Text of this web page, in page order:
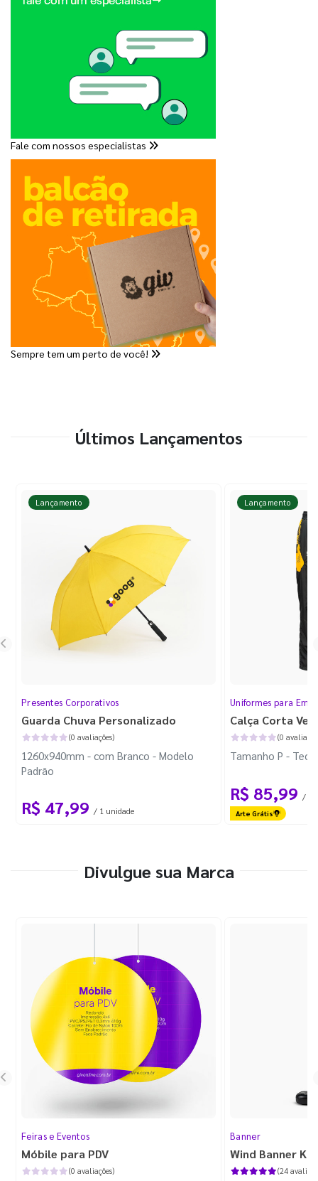
Fale com nossos especialistas
Sempre tem um perto de você!
Últimos Lançamentos
Lançamento
Presentes Corporativos
Guarda Chuva Personalizado
(0 avaliações)
1260x940mm - com Branco - Modelo
Padrão
R$ 47,99 / 1 unidade
Lançamento
Uniformes para
Calça Corta
(0
Tamanho P -
R$ 85,99 / 1
Arte Grátis
Divulgue sua Marca
Feiras e Eventos
Móbile para PDV
(0 avaliações)
Banner
Wind Banner
(24